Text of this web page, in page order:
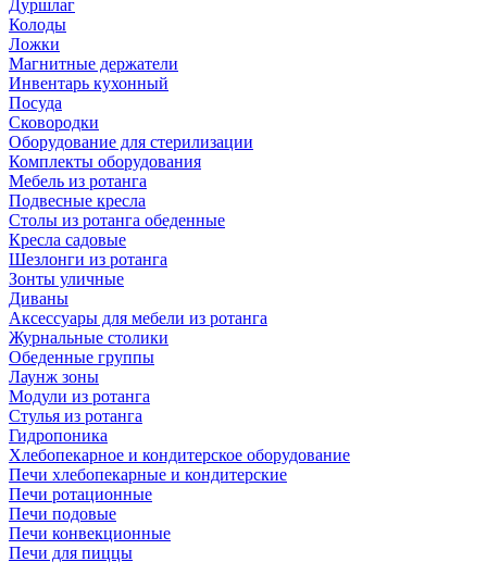
Дуршлаг
Колоды
Ложки
Магнитные держатели
Инвентарь кухонный
Посуда
Сковородки
Оборудование для стерилизации
Комплекты оборудования
Мебель из ротанга
Подвесные кресла
Столы из ротанга обеденные
Кресла садовые
Шезлонги из ротанга
Зонты уличные
Диваны
Аксессуары для мебели из ротанга
Журнальные столики
Обеденные группы
Лаунж зоны
Модули из ротанга
Стулья из ротанга
Гидропоника
Хлебопекарное и кондитерское оборудование
Печи хлебопекарные и кондитерские
Печи ротационные
Печи подовые
Печи конвекционные
Печи для пиццы